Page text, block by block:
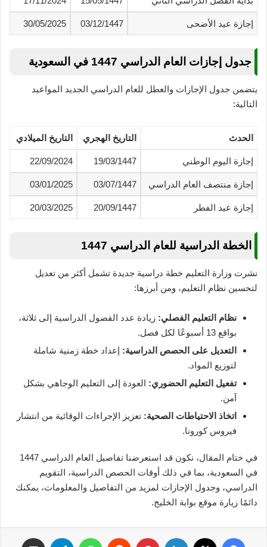
إجازة عيد الأضحى 03/12/1447
30/05/2025
جدول إجازات العام الدراسي 1447 في السعودية
يتضمن جدول الإجازات والعطل للعام الدراسي الجديد المواعيد
التالية:
الحدث التاريخ الهجري التاريخ الميلادي
إجازة اليوم الوطني 19/03/1447
22/09/2024
إجازة منتصف العام الدراسي 03/07/1447
03/01/2025
إجازة عيد الفطر 20/09/1447
20/03/2025
الخطة الدراسية للعام الدراسي 1447
نشرت وزارة التعليم خطة دراسية جديدة تشمل أكثر من تعديل
لتحسين نظام التعليم، ومن أبرزها:
نظام التعليم الفصلي: زيادة عدد الفصول الدراسية إلى ثلاثة،
بواقع 13 أسبوعًا لكل فصل.
التعديل على الحصص الدراسية: إعداد خطة زمنية شاملة
لتوزيع المواد.
تفعيل التعليم الحضوري: العودة إلى التعليم الوجاهي بشكل
آمن.
اتخاذ الاحتياطات الصحية: تعزيز الإجراءات الوقائية من انتشار
فيروس كورونا.
في ختام المقال، نكون قد استعرضنا تفاصيل العام الدراسي 1447
في السعودية، بما في ذلك أوقات الحصص الدراسية، التقويم
الدراسي، وجدول الإجازات لمزيد من التفاصيل والمعلومات، يمكنك
دائمًا زيارة موقع بوابة الخليج.
فيسبوك لينكدإن بينتيريست واتساب تيلقرام